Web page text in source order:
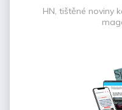
HN, tištěné noviny